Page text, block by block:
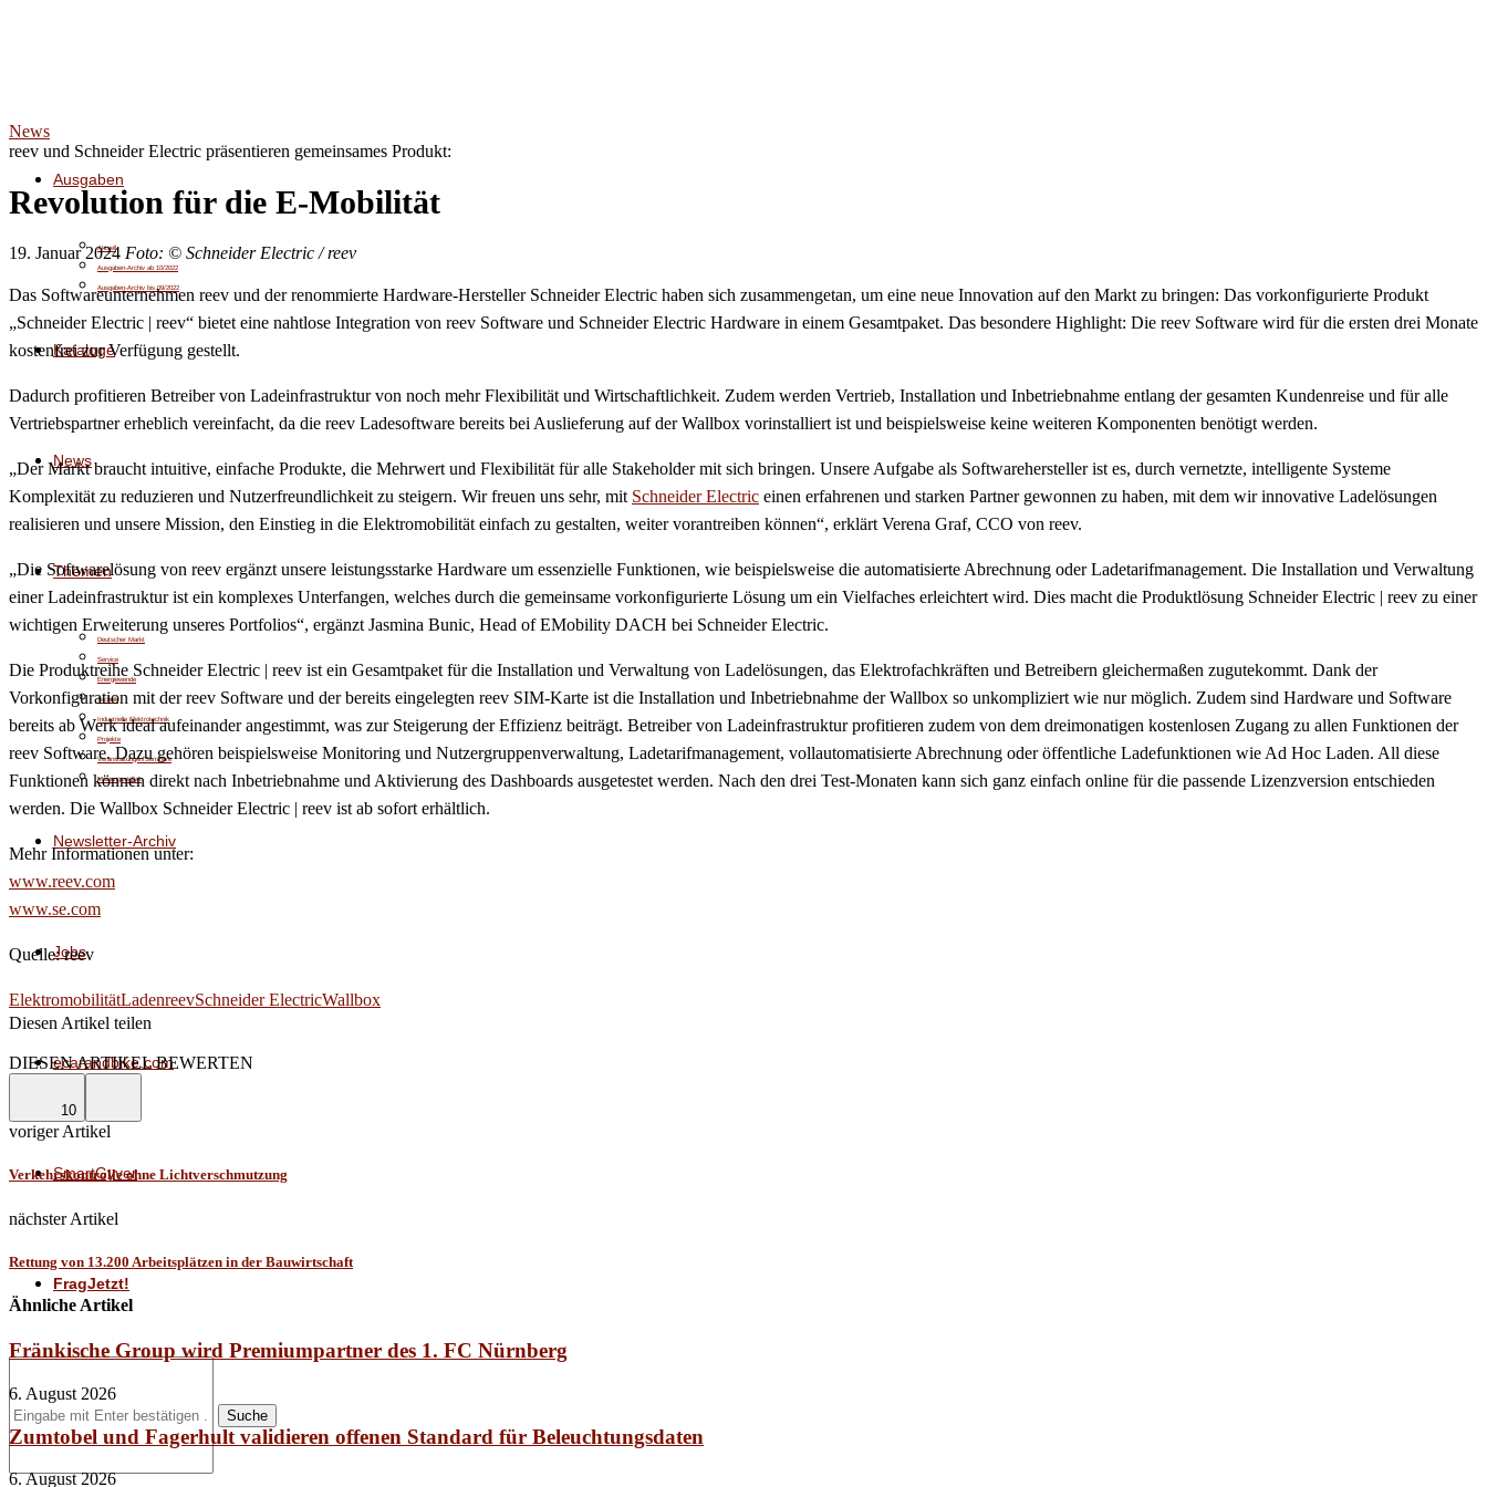
Ausgaben
Aktuell
Ausgaben-Archiv ab 10/2022
Ausgaben-Archiv bis 09/2022
Kataloge
News
Themen
Deutscher Markt
Service
Energiewende
Technik
Industrielle Elektrotechnik
Projekte
Veranstaltungen/Seminare
Meinungsvielfalt
Newsletter-Archiv
Jobs
ecarandbike.com
SmartGyver
FragJetzt!
Suche
News
reev und Schneider Electric präsentieren gemeinsames Produkt:
Revolution für die E-Mobilität
19. Januar 2024 Foto: © Schneider Electric / reev
Das Softwareunternehmen reev und der renommierte Hardware-Hersteller Schneider Electric haben sich zusammengetan, um eine neue Innovation auf den Markt zu bringen: Das vorkonfigurierte Produkt
„Schneider Electric | reev“ bietet eine nahtlose Integration von reev Software und Schneider Electric Hardware in einem Gesamtpaket. Das besondere Highlight: Die reev Software wird für die ersten drei Monate
kostenfrei zur Verfügung gestellt.
Dadurch profitieren Betreiber von Ladeinfrastruktur von noch mehr Flexibilität und Wirtschaftlichkeit. Zudem werden Vertrieb, Installation und Inbetriebnahme entlang der gesamten Kundenreise und für alle
Vertriebspartner erheblich vereinfacht, da die reev Ladesoftware bereits bei Auslieferung auf der Wallbox vorinstalliert ist und beispielsweise keine weiteren Komponenten benötigt werden.
„Der Markt braucht intuitive, einfache Produkte, die Mehrwert und Flexibilität für alle Stakeholder mit sich bringen. Unsere Aufgabe als Softwarehersteller ist es, durch vernetzte, intelligente Systeme
Komplexität zu reduzieren und Nutzerfreundlichkeit zu steigern. Wir freuen uns sehr, mit Schneider Electric einen erfahrenen und starken Partner gewonnen zu haben, mit dem wir innovative Ladelösungen
realisieren und unsere Mission, den Einstieg in die Elektromobilität einfach zu gestalten, weiter vorantreiben können“, erklärt Verena Graf, CCO von reev.
„Die Softwarelösung von reev ergänzt unsere leistungsstarke Hardware um essenzielle Funktionen, wie beispielsweise die automatisierte Abrechnung oder Ladetarifmanagement. Die Installation und Verwaltung
einer Ladeinfrastruktur ist ein komplexes Unterfangen, welches durch die gemeinsame vorkonfigurierte Lösung um ein Vielfaches erleichtert wird. Dies macht die Produktlösung Schneider Electric | reev zu einer
wichtigen Erweiterung unseres Portfolios“, ergänzt Jasmina Bunic, Head of EMobility DACH bei Schneider Electric.
Die Produktreihe Schneider Electric | reev ist ein Gesamtpaket für die Installation und Verwaltung von Ladelösungen, das Elektrofachkräften und Betreibern gleichermaßen zugutekommt. Dank der
Vorkonfiguration mit der reev Software und der bereits eingelegten reev SIM-Karte ist die Installation und Inbetriebnahme der Wallbox so unkompliziert wie nur möglich. Zudem sind Hardware und Software
bereits ab Werk ideal aufeinander angestimmt, was zur Steigerung der Effizienz beiträgt. Betreiber von Ladeinfrastruktur profitieren zudem von dem dreimonatigen kostenlosen Zugang zu allen Funktionen der
reev Software. Dazu gehören beispielsweise Monitoring und Nutzergruppenverwaltung, Ladetarifmanagement, vollautomatisierte Abrechnung oder öffentliche Ladefunktionen wie Ad Hoc Laden. All diese
Funktionen können direkt nach Inbetriebnahme und Aktivierung des Dashboards ausgetestet werden. Nach den drei Test-Monaten kann sich ganz einfach online für die passende Lizenzversion entschieden
werden. Die Wallbox Schneider Electric | reev ist ab sofort erhältlich.
Mehr Informationen unter:
www.reev.com
www.se.com
Quelle: reev
ElektromobilitätLadenreevSchneider ElectricWallbox
Diesen Artikel teilen
DIESEN ARTIKEL BEWERTEN
10
voriger Artikel
Verkehrskontrolle ohne Lichtverschmutzung
nächster Artikel
Rettung von 13.200 Arbeitsplätzen in der Bauwirtschaft
Ähnliche Artikel
Fränkische Group wird Premiumpartner des 1. FC Nürnberg
6. August 2026
Zumtobel und Fagerhult validieren offenen Standard für Beleuchtungsdaten
6. August 2026